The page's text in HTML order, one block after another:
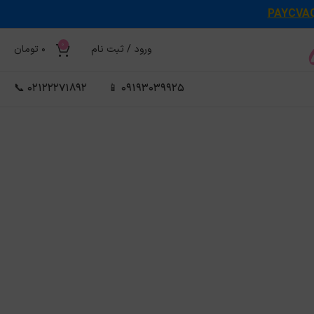
ورود / ثبت نام 0
0 تومان
09193039925 📱
02122271892 📞